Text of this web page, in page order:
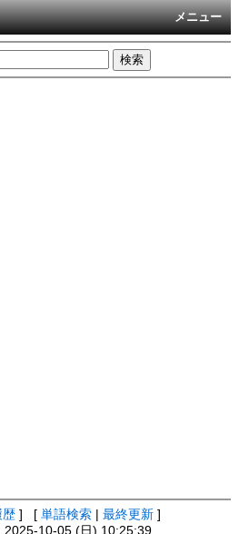
メニュー
歴 ] [ 単語検索 最終更新 ]
2025-10-05 (日) 10:25:39